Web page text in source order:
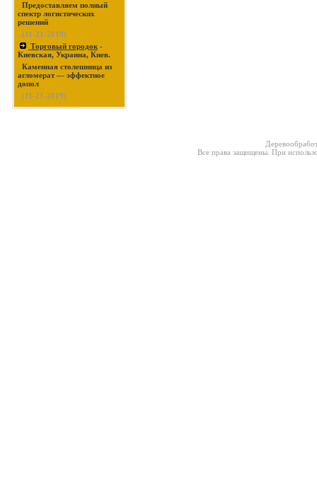
Предоставляем полный
спектр логистических
решений
(11-21-2019)
Торговый городок -
Киевская, Украина, Киев.
Каменная столешница из
агломерат — эффектное
допол
(11-21-2019)
Все права защищены. При